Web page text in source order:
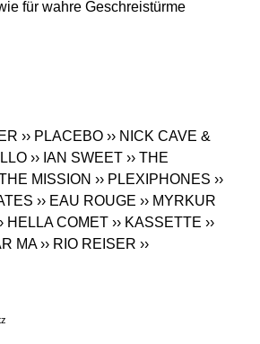
für wahre Geschreistürme
›› PLACEBO ›› NICK CAVE &
›› IAN SWEET ›› THE
THE MISSION ›› PLEXIPHONES ››
›› EAU ROUGE ›› MYRKUR
HELLA COMET ›› KASSETTE ››
MA ›› RIO REISER ››